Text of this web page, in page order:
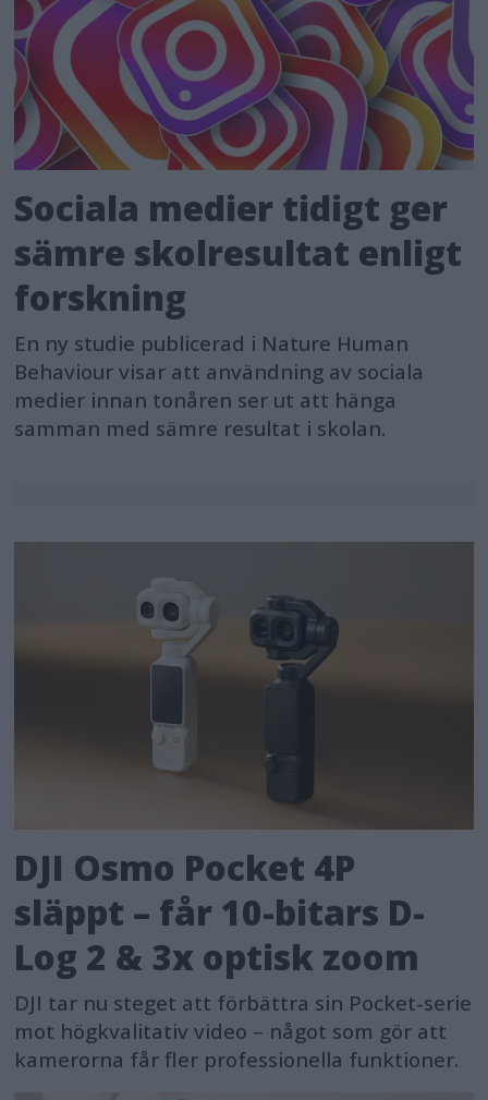
Sociala medier tidigt ger
sämre skolresultat enligt
forskning
En ny studie publicerad i Nature Human
Behaviour visar att användning av sociala
medier innan tonåren ser ut att hänga
samman med sämre resultat i skolan.
DJI Osmo Pocket 4P
släppt – får 10-bitars D-
Log 2 & 3x optisk zoom
DJI tar nu steget att förbättra sin Pocket-serie
mot högkvalitativ video – något som gör att
kamerorna får fler professionella funktioner.